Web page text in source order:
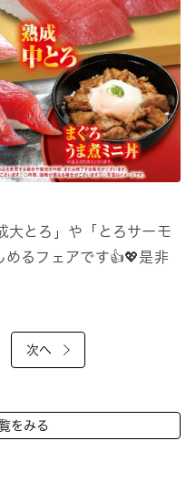
大とろ」や「とろサーモ
めるフェアです👍💖是非
次へ
をみる